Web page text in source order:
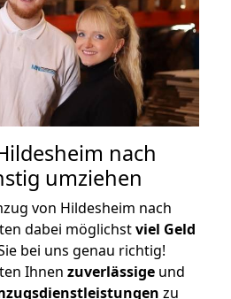
nach
umziehen
von Hildesheim nach
dabei möglichstviel Geld
bei uns genau richtig!
Ihnen zuverlässige und
zu